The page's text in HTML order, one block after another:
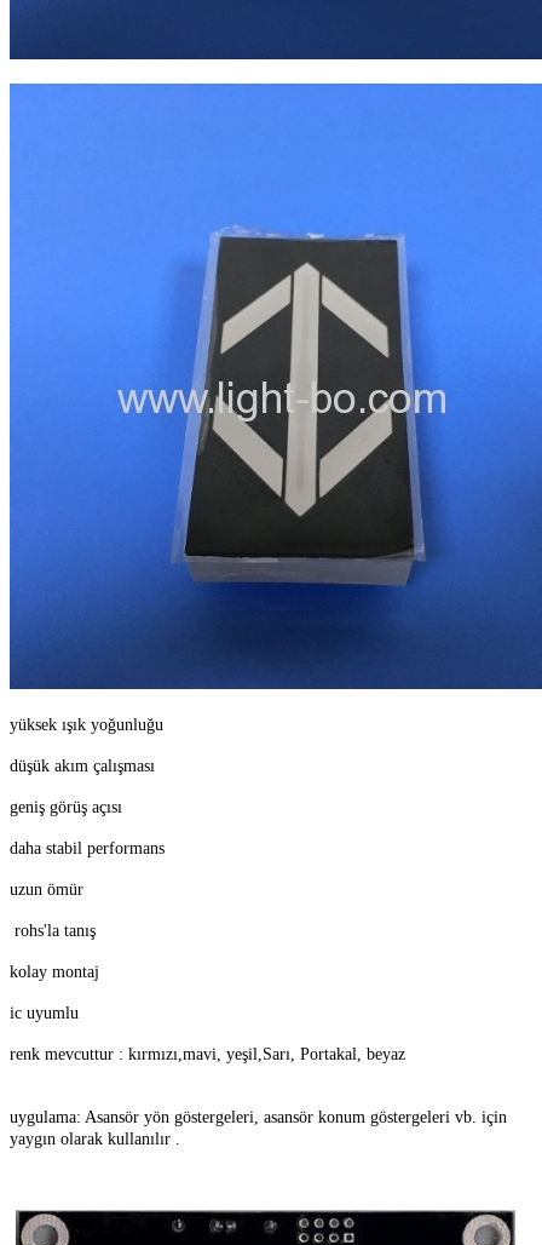
yüksek ışık yoğunluğu
düşük akım çalışması
geniş görüş açısı
daha stabil performans
uzun ömür
rohs'la tanış
kolay montaj
ic uyumlu
renk mevcuttur : kırmızı,mavi, yeşil,Sarı, Portakal, beyaz
uygulama: Asansör yön göstergeleri, asansör konum göstergeleri vb. için
yaygın olarak kullanılır .